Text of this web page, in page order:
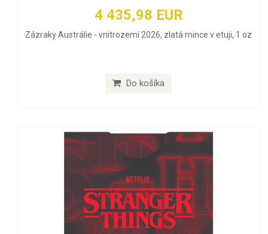
4 435,98 EUR
Zázraky Austrálie - vnitrozemí 2026, zlatá mince v etuji, 1 oz
Do košíka